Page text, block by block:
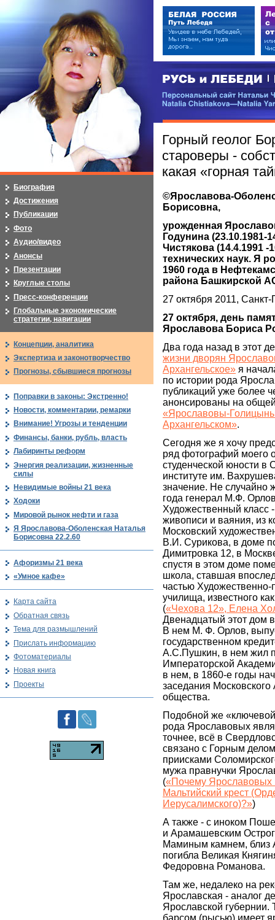
РУСЬ и ЛЕБЕДИ | RUSI —
Персональный сайт Натальи
Горный геолог
староверы -
какая «горная
©Ярославова-
Борисовна,
урожденная
Годунина (23.10.1981-
Чистякова (14.4.1991 -
технических наук. Я
1960 года в
района Башкирской
27 октября 2011, Санкт-
27 октября, день
Ярославова Бориса
Два года назад в этот
жизни дворян
Архангельское» я
по истории рода
публикаций уже более
анонсированы на
«Ярославовы-
Архангельском».
Сегодня же я хочу
ряд фотографий моего
студенческой юности в
институте им.
значение. Не случайно
года генерал М.Ф.
Художественный класс
живописи и ваяния, из
Московский
В.И. Сурикова, в доме
Димитровка 12, в
спустя в этом доме
школа, ставшая
частью
училища, известного
(«Чехова 12», Елена
Двенадцатый этот дом
В нем М. Ф. Орлов,
государственном
А.С.Пушкин, в нем жил
Императорской
в нем, в 1860-е годы
заседания Московского
общества.
Подобной же
рода Ярославовых
точнее, всё в
связано с Горным
приисками
мужа правнучки
(«Почему
Мальтийский крест
Иерусалимского)?»)
А также - с иноком
и Арамашевским
Маминым камнем, близ
погибла Великая
Федоровна Романова.
Там же, недалеко на
Ярославская - аналог
Ярославской
барсом (рысью) имеет
Биография
Достижения
Публикации
Фото
Аудио/видео
Анонсы
Презентации
Круглые столы
Пресс-конференции
Глобальные экономические
стратегии, навигации
Концепции, аналитика
Экспертиза и законотворчество
Прогнозы, сбывшиеся прогнозы
Поправки в законы: Экстренно!
Новости, комментарии, ремарки
Внимание! Угрозы и тенденции
Финансы, банки, рубль, власть
Лабиринты реформ
Энергия реализации, жизненные
силы
Невидимые войны 21 века
Ходоки
Мировой рынок нефти и газа
Я Ярославова-Оболенская Наталья
Борисовна 22.2.60
Афоризмы 21 века
«Умное кафе»
Карта сайта
Обратная связь
Тема для размышлений
Прислать информацию
Фотоматериалы
Новая книга
Проекты